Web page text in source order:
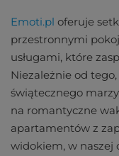
Emoti.pl oferuje
przestronnymi
usługami, które
Niezależnie od
świątecznego
na romantyczne
apartamentów z
widokiem, w naszej